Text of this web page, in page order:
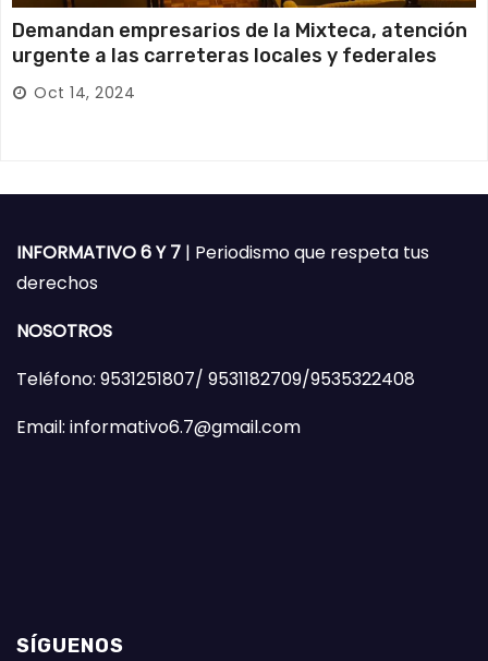
Demandan empresarios de la Mixteca, atención
urgente a las carreteras locales y federales
Oct 14, 2024
INFORMATIVO 6 Y 7 | Periodismo que respeta tus
derechos
NOSOTROS
Teléfono: 9531251807/ 9531182709/9535322408
Email: informativo6.7@gmail.com
SÍGUENOS